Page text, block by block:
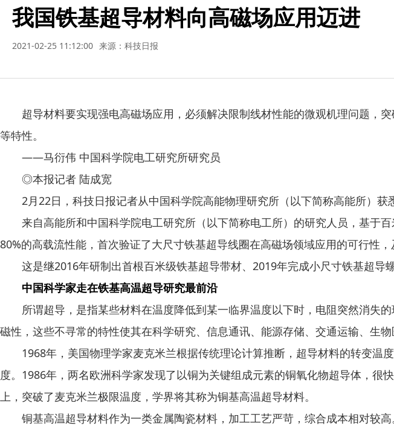
我国铁基超导材料向高磁场应用迈进
2021-02-25 11:12:00 来源：科技日报
超导材料要实现强电高磁场应用，必须解决限制线材性能的微观机理问题，
等特性。
——马衍伟 中国科学院电工研究所研究员
◎本报记者 陆成宽
2月22日，科技日报记者从中国科学院高能物理研究所（以下简称高能所）获
来自高能所和中国科学院电工研究所（以下简称电工所）的研究人员，基于
80%的高载流性能，首次验证了大尺寸铁基超导线圈在高磁场领域应用的可行性
这是继2016年研制出首根百米级铁基超导带材、2019年完成小尺寸铁基超导
中国科学家走在铁基高温超导研究最前沿
所谓超导，是指某些材料在温度降低到某一临界温度以下时，电阻突然消失
磁性，这些不寻常的特性使其在科学研究、信息通讯、能源存储、交通运输、生物
1968年，美国物理学家麦克米兰根据传统理论计算推断，超导材料的转变温
度。1986年，两名欧洲科学家发现了以铜为关键组成元素的铜氧化物超导体，
上，突破了麦克米兰极限温度，学界将其称为铜基高温超导材料。
铜基高温超导材料作为一类金属陶瓷材料，加工工艺严苛，综合成本相对较